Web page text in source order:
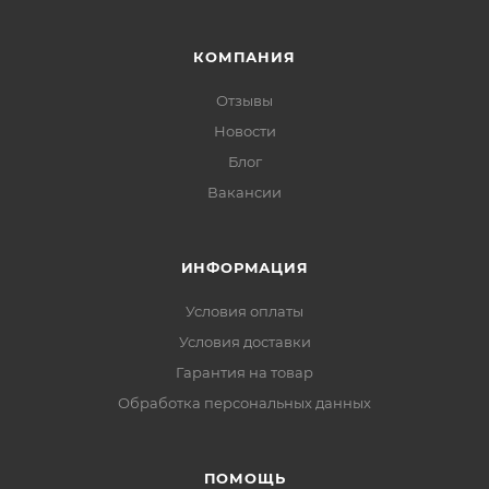
КОМПАНИЯ
Отзывы
Новости
Блог
Вакансии
ИНФОРМАЦИЯ
Условия оплаты
Условия доставки
Гарантия на товар
Обработка персональных данных
ПОМОЩЬ